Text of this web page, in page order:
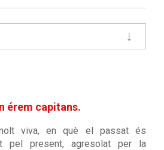
érem capitans.
viva, en què el passat és
pel present, agresolat per la